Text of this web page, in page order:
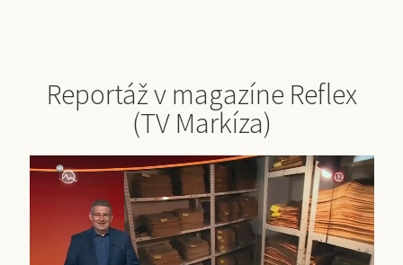
Reportáž v magazíne Reflex
(TV Markíza)